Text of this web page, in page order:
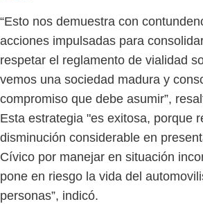
“Esto nos demuestra con
acciones impulsadas para
respetar el reglamento de vialidad
vemos una sociedad madura y
compromiso que debe asumir”,
Esta estrategia "es exitosa, porque
disminución considerable en
Cívico por manejar en situación
pone en riesgo la vida del
personas”, indicó.